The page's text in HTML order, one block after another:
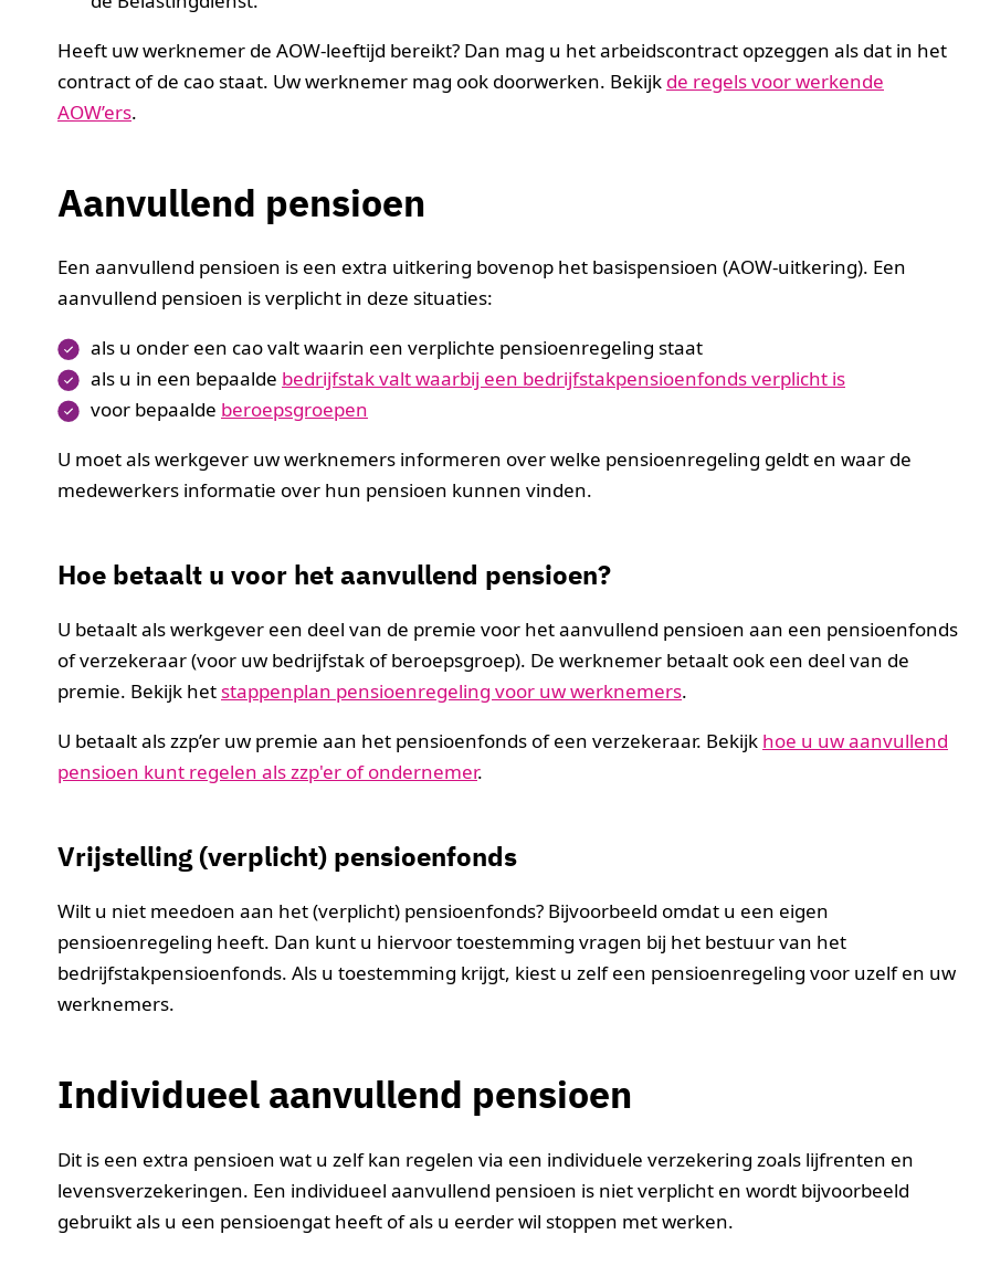
Heeft uw werknemer de AOW-leeftijd bereikt? Dan mag u het arbeidscontract opzeggen als dat in het
contract of de cao staat. Uw werknemer mag ook doorwerken. Bekijk de regels voor werkende
AOW’ers.
Aanvullend pensioen
Een aanvullend pensioen is een extra uitkering bovenop het basispensioen (AOW-uitkering). Een
aanvullend pensioen is verplicht in deze situaties:
als u onder een cao valt waarin een verplichte pensioenregeling staat
als u in een bepaalde bedrijfstak valt waarbij een bedrijfstakpensioenfonds verplicht is
voor bepaalde beroepsgroepen
U moet als werkgever uw werknemers informeren over welke pensioenregeling geldt en waar de
medewerkers informatie over hun pensioen kunnen vinden.
Hoe betaalt u voor het aanvullend pensioen?
U betaalt als werkgever een deel van de premie voor het aanvullend pensioen aan een pensioenfonds
of verzekeraar (voor uw bedrijfstak of beroepsgroep). De werknemer betaalt ook een deel van de
premie. Bekijk het stappenplan pensioenregeling voor uw werknemers.
U betaalt als zzp’er uw premie aan het pensioenfonds of een verzekeraar. Bekijk hoe u uw aanvullend
pensioen kunt regelen als zzp'er of ondernemer.
Vrijstelling (verplicht) pensioenfonds
Wilt u niet meedoen aan het (verplicht) pensioenfonds? Bijvoorbeeld omdat u een eigen
pensioenregeling heeft. Dan kunt u hiervoor toestemming vragen bij het bestuur van het
bedrijfstakpensioenfonds. Als u toestemming krijgt, kiest u zelf een pensioenregeling voor uzelf en uw
werknemers.
Individueel aanvullend pensioen
Dit is een extra pensioen wat u zelf kan regelen via een individuele verzekering zoals lijfrenten en
levensverzekeringen. Een individueel aanvullend pensioen is niet verplicht en wordt bijvoorbeeld
gebruikt als u een pensioengat heeft of als u eerder wil stoppen met werken.